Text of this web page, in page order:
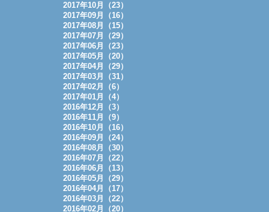
2017年10月（23）
2017年09月（16）
2017年08月（15）
2017年07月（29）
2017年06月（23）
2017年05月（20）
2017年04月（29）
2017年03月（31）
2017年02月（6）
2017年01月（4）
2016年12月（3）
2016年11月（9）
2016年10月（16）
2016年09月（24）
2016年08月（30）
2016年07月（22）
2016年06月（13）
2016年05月（29）
2016年04月（17）
2016年03月（22）
2016年02月（20）